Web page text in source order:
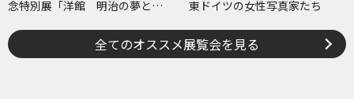
念特別展「洋館 明治の夢と挑
東ドイツの女性写真家たち
全てのオススメ展覧会を見る